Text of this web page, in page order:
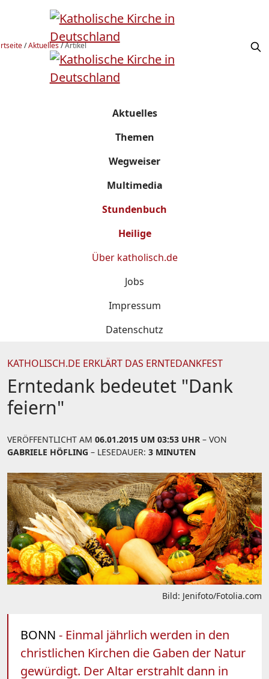
/Aktuelles/Artikel
Aktuelles
Themen
Wegweiser
Multimedia
Stundenbuch
Heilige
Über katholisch.de
Jobs
Impressum
Datenschutz
KATHOLISCH.DE ERKLÄRT DAS ERNTEDANKFEST
Erntedank bedeutet "Dank
feiern"
VERÖFFENTLICHT AM 06.01.2015 UM 03:53 UHR – VON
GABRIELE HÖFLING – LESEDAUER: 3 MINUTEN
Bild: Jenifoto/Fotolia.com
BONN - Einmal jährlich werden in den
christlichen Kirchen die Gaben der Natur
gewürdigt. Der Altar erstrahlt dann in